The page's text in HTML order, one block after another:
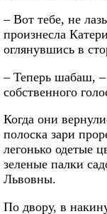
– Вот тебе, не
произнесла
оглянувшись в
– Теперь шабаш, –
собственного
Когда они
полоска зари
легонько одетые
зеленые палки
Львовны.
По двору, в